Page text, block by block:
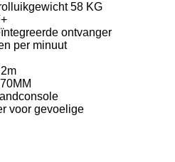
58 KG
ontvanger
per minuut
voor gevoelige